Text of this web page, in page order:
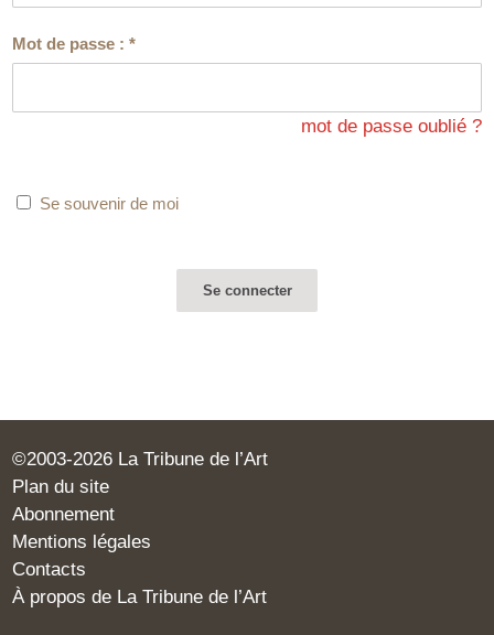
Mot de passe :*
mot de passe oublié ?
Se souvenir de moi
©2003-2026 La Tribune de l’Art
Plan du site
Abonnement
Mentions légales
Contacts
À propos de La Tribune de l’Art